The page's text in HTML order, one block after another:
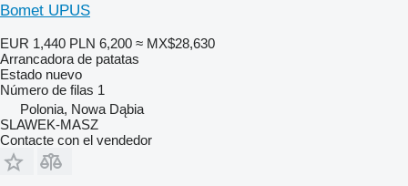
Bomet UPUS
EUR 1,440 PLN 6,200 ≈ MX$28,630
Arrancadora de patatas
Estado nuevo
Número de filas 1
Polonia, Nowa Dąbia
SLAWEK-MASZ
Contacte con el vendedor